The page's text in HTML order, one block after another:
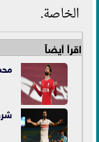
الخاصة.
اقرأ أيضاً